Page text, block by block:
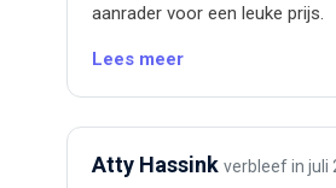
aanrader voor een leuke prijs.
Lees meer
Atty Hassink verbleef in juli